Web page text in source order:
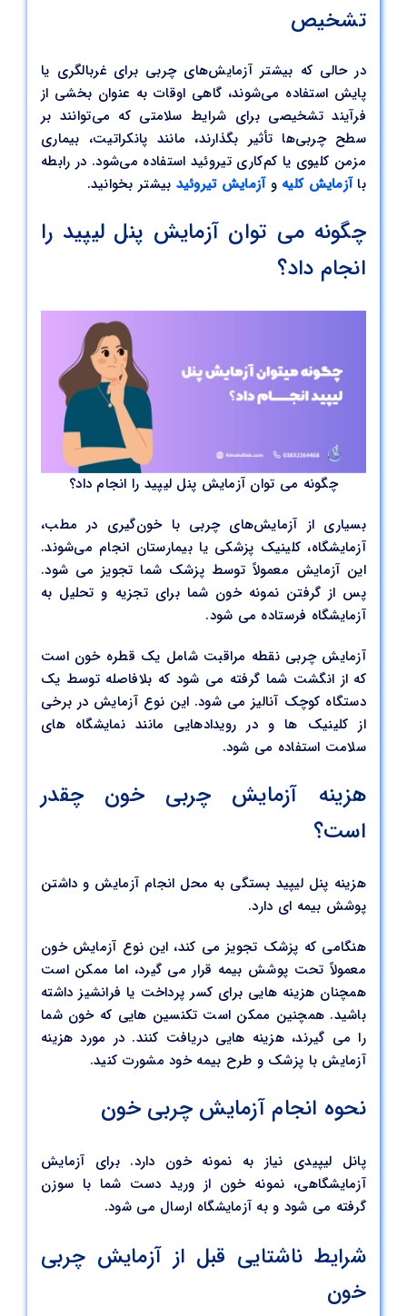
تشخیص
در حالی که بیشتر آزمایش‌های چربی برای غربالگری یا
پایش استفاده می‌شوند، گاهی اوقات به عنوان بخشی از
فرآیند تشخیصی برای شرایط سلامتی که می‌توانند بر
سطح چربی‌ها تأثیر بگذارند، مانند پانکراتیت، بیماری
مزمن کلیوی یا کم‌کاری تیروئید استفاده می‌شود. در رابطه
باآزمایش کلیه وآزمایش تیروئید بیشتر بخوانید.
چگونه می توان آزمایش پنل لیپید را
انجام داد؟
چگونه می توان آزمایش پنل لیپید را انجام داد؟
بسیاری از آزمایش‌های چربی با خون‌گیری در مطب،
آزمایشگاه، کلینیک پزشکی یا بیمارستان انجام می‌شوند.
این آزمایش معمولاً توسط پزشک شما تجویز می شود.
پس از گرفتن نمونه خون شما برای تجزیه و تحلیل به
آزمایشگاه فرستاده می شود.
آزمایش چربی نقطه مراقبت شامل یک قطره خون است
که از انگشت شما گرفته می شود که بلافاصله توسط یک
دستگاه کوچک آنالیز می شود. این نوع آزمایش در برخی
از کلینیک ها و در رویدادهایی مانند نمایشگاه های
سلامت استفاده می شود.
هزینه آزمایش چربی خون چقدر
است؟
هزینه پنل لیپید بستگی به محل انجام آزمایش و داشتن
پوشش بیمه ای دارد.
هنگامی که پزشک تجویز می کند، این نوع آزمایش خون
معمولاً تحت پوشش بیمه قرار می گیرد، اما ممکن است
همچنان هزینه هایی برای کسر پرداخت یا فرانشیز داشته
باشید. همچنین ممکن است تکنسین هایی که خون شما
را می گیرند، هزینه هایی دریافت کنند. در مورد هزینه
آزمایش با پزشک و طرح بیمه خود مشورت کنید.
نحوه انجام آزمایش چربی خون
پانل لیپیدی نیاز به نمونه خون دارد. برای آزمایش
آزمایشگاهی، نمونه خون از ورید دست شما با سوزن
گرفته می شود و به آزمایشگاه ارسال می شود.
شرایط ناشتایی قبل از آزمایش چربی
خون